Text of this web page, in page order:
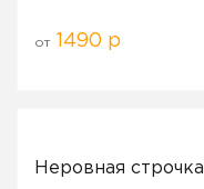
от 1490 р
Неровная строчка